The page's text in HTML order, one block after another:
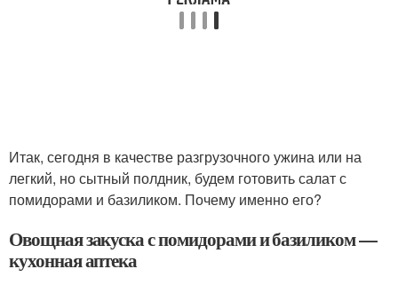
Итак, сегодня в качестве разгрузочного ужина или на
легкий, но сытный полдник, будем готовить салат с
помидорами и базиликом. Почему именно его?
Овощная закуска с помидорами и базиликом —
кухонная аптека